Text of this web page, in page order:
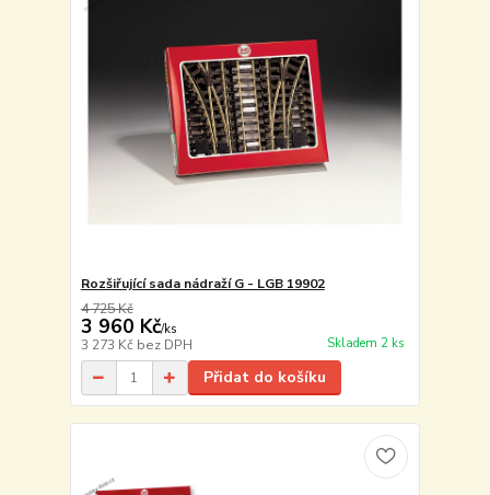
Rozšiřující sada nádraží G - LGB 19902
4 725 Kč
3 960 Kč/ks
3 273 Kč bez DPH Skladem 2 ks
Přidat do košíku